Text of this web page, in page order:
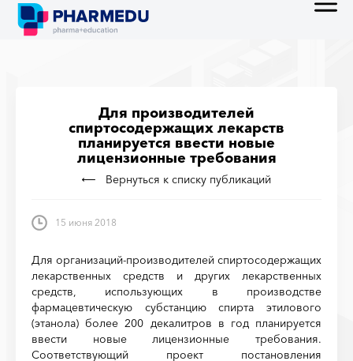
Для производителей
спиртосодержащих лекарств
планируется ввести новые
лицензионные требования
Вернуться к списку публикаций
15 июня 2018
Для организаций-производителей спиртосодержащих
лекарственных средств и других лекарственных
средств, использующих в производстве
фармацевтическую субстанцию спирта этилового
(этанола) более 200 декалитров в год планируется
ввести новые лицензионные требования.
Соответствующий проект постановления